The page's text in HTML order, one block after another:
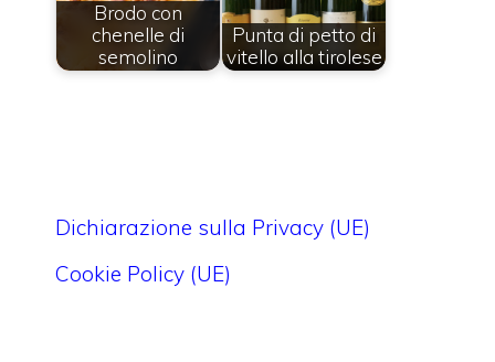
Brodo con
chenelle di
semolino
Punta di petto di
vitello alla tirolese
Dichiarazione sulla Privacy (UE)
Cookie Policy (UE)